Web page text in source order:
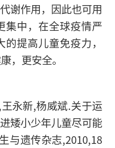
谢作用，因此也可用
集中，在全球疫情严
提高儿童免疫力，
，更安全。
永新,杨威斌.关于运
矮小少年儿童尽可能
与遗传杂志,2010,18